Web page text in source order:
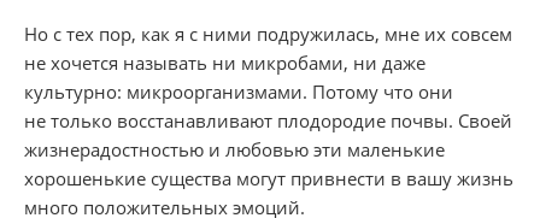
Но с тех пор, как я с ними подружилась, мне их совсем
не хочется называть ни микробами, ни даже
культурно: микроорганизмами. Потому что они
не только восстанавливают плодородие почвы. Своей
жизнерадостностью и любовью эти маленькие
хорошенькие существа могут привнести в вашу жизнь
много положительных эмоций.